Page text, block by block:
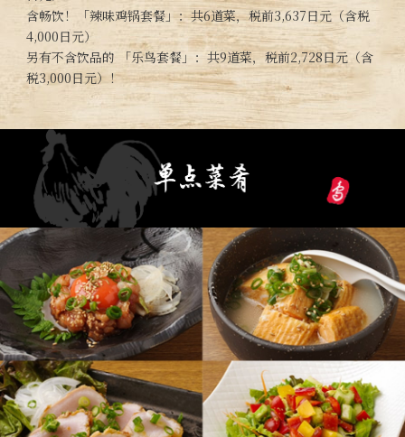
含畅饮！「辣味鸡锅套餐」：共6道菜，税前3,637日元（含税
4,000日元）
另有不含饮品的 「乐鸟套餐」：共9道菜，税前2,728日元（含
税3,000日元）！